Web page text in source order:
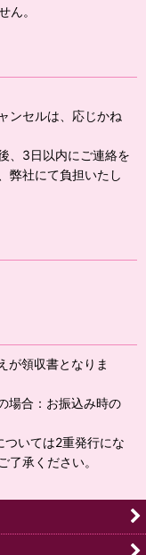
ん。
ンセルは、応じかね
、3日以内にご連絡を
弊社にて負担いたし
が領収書となりま
場合：お振込み時の
いては2重発行にな
了承ください。